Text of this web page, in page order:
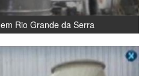
Rio Grande da Serra